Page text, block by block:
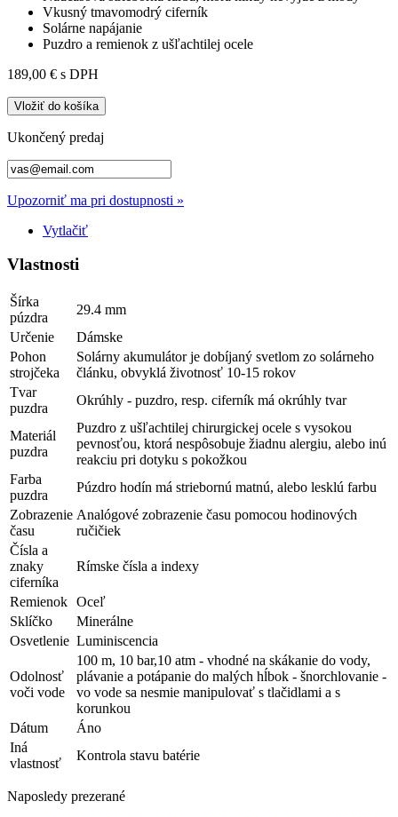
Vkusný tmavomodrý ciferník
Solárne napájanie
Puzdro a remienok z ušľachtilej ocele
189,00 € s DPH
Vložiť do košíka
Ukončený predaj
Upozorniť ma pri dostupnosti »
Vytlačiť
Vlastnosti
Šírka
púzdra
29.4 mm
Určenie
Dámske
Pohon
strojčeka
Solárny akumulátor je dobíjaný svetlom zo solárneho
článku, obvyklá životnosť 10-15 rokov
Tvar
puzdra
Okrúhly - puzdro, resp. ciferník má okrúhly tvar
Materiál
puzdra
Puzdro z ušľachtilej chirurgickej ocele s vysokou
pevnosťou, ktorá nespôsobuje žiadnu alergiu, alebo inú
reakciu pri dotyku s pokožkou
Farba
puzdra
Púzdro hodín má striebornú matnú, alebo lesklú farbu
Zobrazenie
času
Analógové zobrazenie času pomocou hodinových
ručičiek
Čísla a
znaky
ciferníka
Rímske čísla a indexy
Remienok Oceľ
Sklíčko
Minerálne
Osvetlenie Luminiscencia
Odolnosť
voči vode
100 m, 10 bar,10 atm - vhodné na skákanie do vody,
plávanie a potápanie do malých hĺbok - šnorchlovanie -
vo vode sa nesmie manipulovať s tlačidlami a s
korunkou
Dátum
Áno
Iná
vlastnosť
Kontrola stavu batérie
Naposledy prezerané